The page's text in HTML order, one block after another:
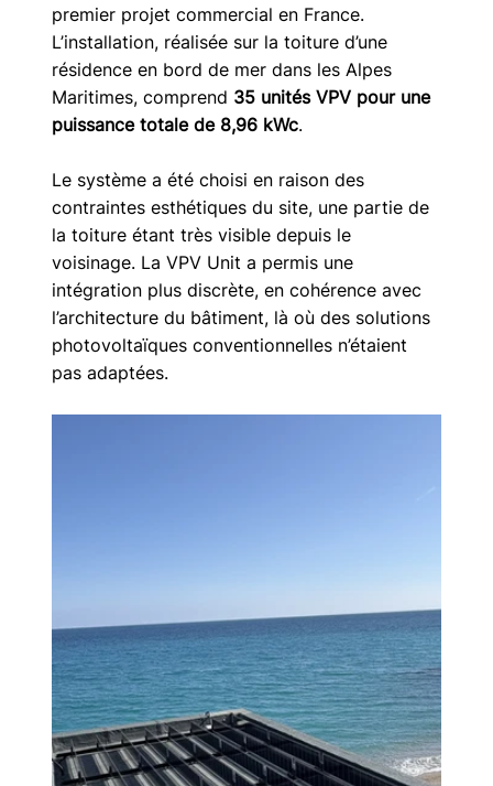
premier projet commercial en France.
L’installation, réalisée sur la toiture d’une
résidence en bord de mer dans les Alpes
Maritimes, comprend 35 unités VPV pour une
puissance totale de 8,96 kWc.
Le système a été choisi en raison des
contraintes esthétiques du site, une partie de
la toiture étant très visible depuis le
voisinage. La VPV Unit a permis une
intégration plus discrète, en cohérence avec
l’architecture du bâtiment, là où des solutions
photovoltaïques conventionnelles n’étaient
pas adaptées.